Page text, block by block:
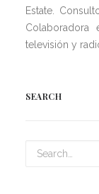
Estate.
Colaboradora
televisión y
SEARCH